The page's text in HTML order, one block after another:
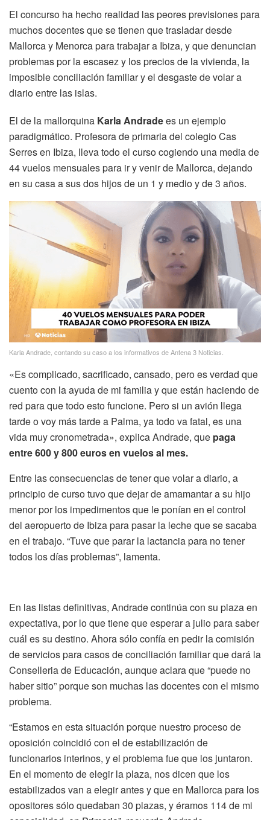
El concurso ha hecho realidad las peores previsiones para
muchos docentes que se tienen que trasladar desde
Mallorca y Menorca para trabajar a Ibiza, y que denuncian
problemas por la escasez y los precios de la vivienda, la
imposible conciliación familiar y el desgaste de volar a
diario entre las islas.
El de la mallorquina Karla Andradees un ejemplo
paradigmático. Profesora de primaria del colegio Cas
Serres en Ibiza, lleva todo el curso cogiendo una media de
44 vuelos mensuales para ir y venir de Mallorca, dejando
en su casa a sus dos hijos de un 1 y medio y de 3 años.
Karla Andrade, contando su caso a los informativos de Antena 3 Noticias.
«Es complicado, sacrificado, cansado, pero es verdad que
cuento con la ayuda de mi familia y que están haciendo de
red para que todo esto funcione. Pero si un avión llega
tarde o voy más tarde a Palma, ya todo va fatal, es una
vida muy cronometrada», explica Andrade, que paga
entre 600 y 800 euros en vuelos al mes.
Entre las consecuencias de tener que volar a diario, a
principio de curso tuvo que dejar de amamantar a su hijo
menor por los impedimentos que le ponían en el control
del aeropuerto de Ibiza para pasar la leche que se sacaba
en el trabajo. “Tuve que parar la lactancia para no tener
todos los días problemas”, lamenta.
En las listas definitivas, Andrade continúa con su plaza en
expectativa, por lo que tiene que esperar a julio para saber
cuál es su destino. Ahora sólo confía en pedir la comisión
de servicios para casos de conciliación familiar que dará la
Conselleria de Educación, aunque aclara que “puede no
haber sitio” porque son muchas las docentes con el mismo
problema.
“Estamos en esta situación porque nuestro proceso de
oposición coincidió con el de estabilización de
funcionarios interinos, y el problema fue que los juntaron.
En el momento de elegir la plaza, nos dicen que los
estabilizados van a elegir antes y que en Mallorca para los
opositores sólo quedaban 30 plazas, y éramos 114 de mi